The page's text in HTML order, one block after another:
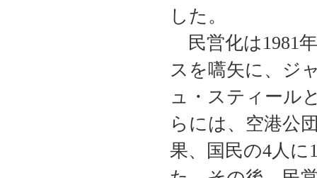
した。
民営化は1981
スを嚆矢に、ジ
ュ・スティール
らには、空港公
果、国民の4人に